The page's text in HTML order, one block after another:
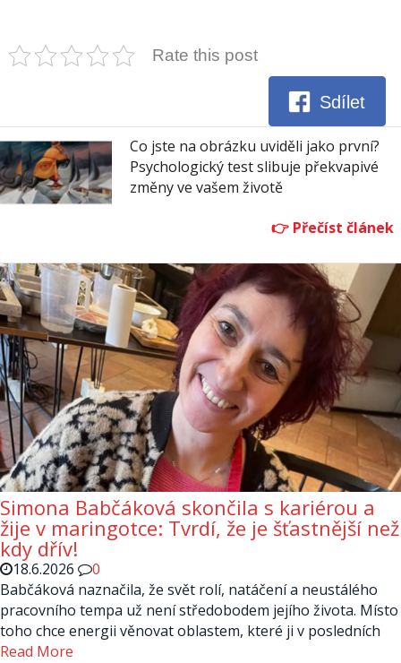
Rate this post
Sdílet
Co jste na obrázku uviděli jako první?
Psychologický test slibuje překvapivé
změny ve vašem životě
Simona Babčáková skončila s kariérou a
žije v maringotce: Tvrdí, že je šťastnější než
kdy dřív!
18.6.2026
0
Babčáková naznačila, že svět rolí, natáčení a neustálého
pracovního tempa už není středobodem jejího života. Místo
toho chce energii věnovat oblastem, které ji v posledních
Read More